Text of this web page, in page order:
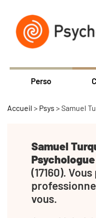
Perso
Accueil > Psys >Samuel
Samuel
Psychologue
(17160).
vous.